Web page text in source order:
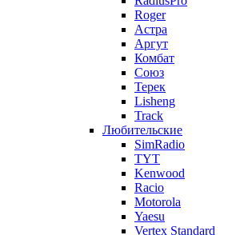
Roger
Астра
Аргут
Комбат
Союз
Терек
Lisheng
Track
Любительские
SimRadio
TYT
Kenwood
Racio
Motorola
Yaesu
Vertex Standard